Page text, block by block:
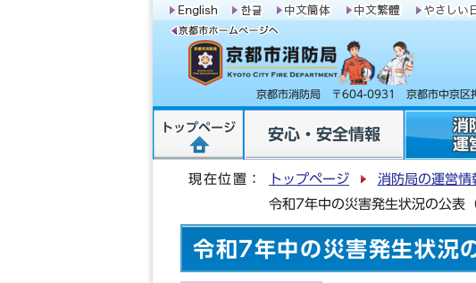
京都市消防局 〒604-0931 京都市中京区
トップページ 安心・安全情報
消
運
現在位置： トップページ 消防局の運営情
令和7年中の災害発生状況の公表（
令和7年中の災害発生状況